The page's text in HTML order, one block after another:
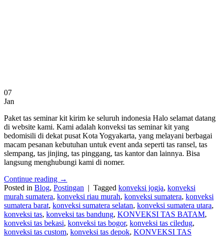
07
Jan
Paket tas seminar kit kirim ke seluruh indonesia Halo selamat datang
di website kami. Kami adalah konveksi tas seminar kit yang
bedomisili di dekat pusat Kota Yogyakarta, yang melayani berbagai
macam pesanan kebutuhan untuk event anda seperti tas ransel, tas
slempang, tas jinjing, tas pinggang, tas kantor dan lainnya. Bisa
langsung menghubungi kami di nomer.
Continue reading →
Posted in Blog, Postingan | Tagged konveksi jogja, konveksi
murah sumatera, konveksi riau murah, konveksi sumatera, konveksi
sumatera barat, konveksi sumatera selatan, konveksi sumatera utara,
konveksi tas, konveksi tas bandung, KONVEKSI TAS BATAM,
konveksi tas bekasi, konveksi tas bogor, konveksi tas ciledug,
konveksi tas custom, konveksi tas depok, KONVEKSI TAS